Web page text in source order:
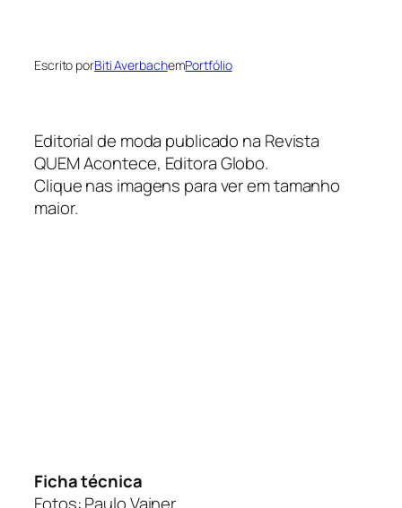
Escrito porBiti AverbachemPortfólio
Editorial de moda publicado na Revista
QUEM Acontece, Editora Globo.
Clique nas imagens para ver em tamanho
maior.
Ficha técnica